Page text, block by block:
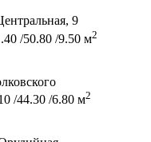
9
/50.80 /9.50 м2
/44.30 /6.80 м2